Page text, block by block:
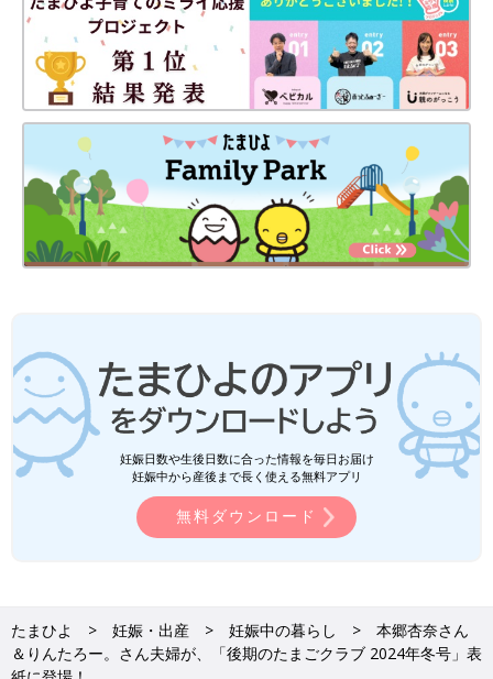
妊娠日数や生後日数に合った情報を毎日お届け
妊娠中から産後まで長く使える無料アプリ
無料ダウンロード
たまひよ 妊娠・出産 妊娠中の暮らし
本郷杏奈さん
＆りんたろー。さん夫婦が、「後期のたまごクラブ 2024年冬号」表